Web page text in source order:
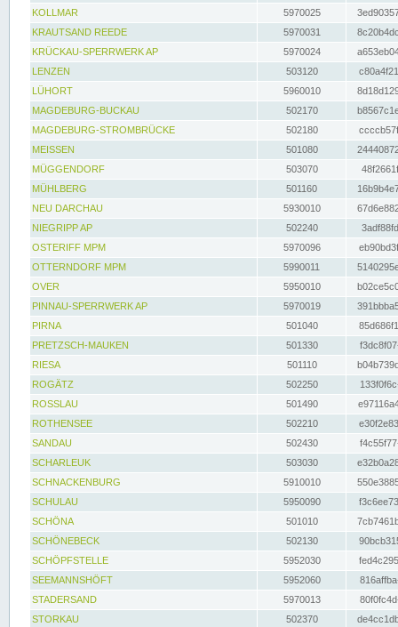
KOLLMAR
5970025
KRAUTSAND REEDE
5970031
KRÜCKAU-SPERRWERK AP
5970024
LENZEN
503120
LÜHORT
5960010
MAGDEBURG-BUCKAU
502170
MAGDEBURG-STROMBRÜCKE
502180
MEISSEN
501080
MÜGGENDORF
503070
MÜHLBERG
501160
NEU DARCHAU
5930010
NIEGRIPP AP
502240
OSTERIFF MPM
5970096
OTTERNDORF MPM
5990011
OVER
5950010
PINNAU-SPERRWERK AP
5970019
PIRNA
501040
PRETZSCH-MAUKEN
501330
RIESA
501110
ROGÄTZ
502250
ROSSLAU
501490
ROTHENSEE
502210
SANDAU
502430
SCHARLEUK
503030
SCHNACKENBURG
5910010
SCHULAU
5950090
SCHÖNA
501010
SCHÖNEBECK
502130
SCHÖPFSTELLE
5952030
SEEMANNSHÖFT
5952060
STADERSAND
5970013
STORKAU
502370